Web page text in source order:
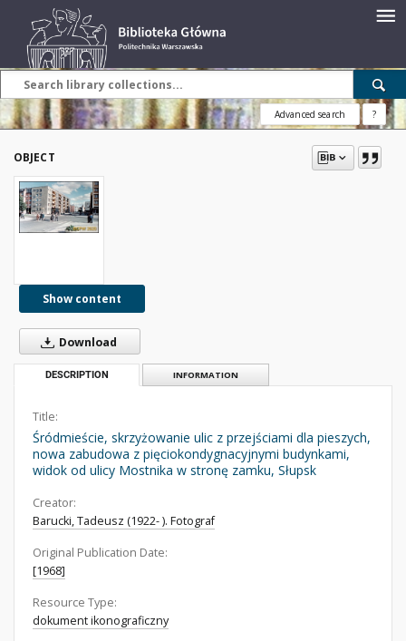
Advanced search ?
OBJECT
Show content
Download
DESCRIPTION INFORMATION
Title:
Śródmieście, skrzyżowanie ulic z przejściami dla pieszych,
nowa zabudowa z pięciokondygnacyjnymi budynkami,
widok od ulicy Mostnika w stronę zamku, Słupsk
Creator:
Barucki, Tadeusz (1922- ). Fotograf
Original Publication Date:
[1968]
Resource Type:
dokument ikonograficzny